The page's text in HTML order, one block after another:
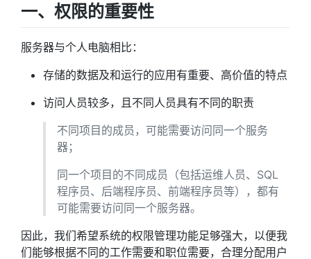
一、权限的重要性
服务器与个人电脑相比：
存储的数据及和运行的应用有重要、高价值的特点
访问人员较多，且不同人员具有不同的职责
不同项目的成员，可能需要访问同一个服务
器；
同一个项目的不同成员（包括运维人员、SQL
程序员、后端程序员、前端程序员等），都有
可能需要访问同一个服务器。
因此，我们希望系统的权限管理功能足够强大，以便我
们能够根据不同的工作需要和职位需要，合理分配用户